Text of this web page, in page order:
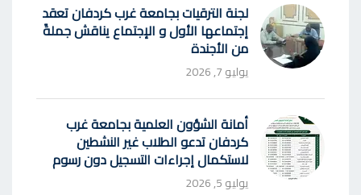
لجنة الترقيات بجامعة غرب كردفان تعقد
إجتماعها الأول و الإجتماع يناقش جملةً
من الأجندة
يوليو 7, 2026
أمانة الشؤون العلمية بجامعة غرب
كردفان تدعو الطلاب غير النشطين
لاستكمال إجراءات التسجيل دون رسوم
يوليو 5, 2026